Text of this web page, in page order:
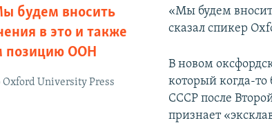
будем вносить
в это и также
позицию ООН
University Press
«Мы будем
сказал спикер
В новом
который когда-
СССР после
признает